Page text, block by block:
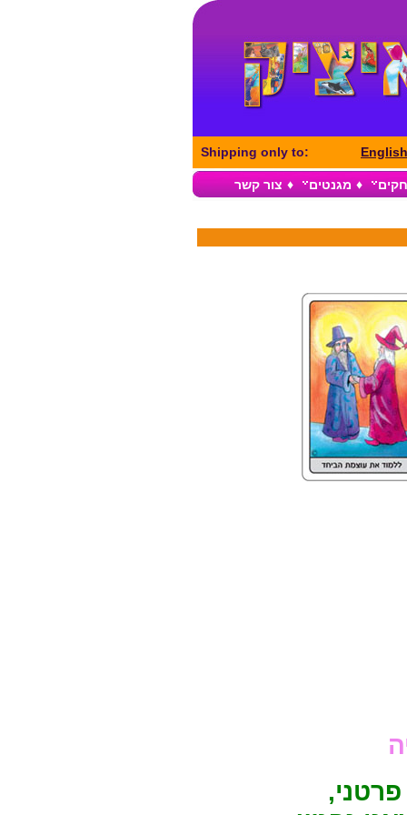
Shipping only to:
♦ מגנטים ♦ צור קשר